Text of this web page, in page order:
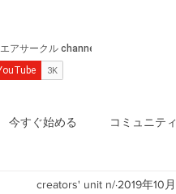
今すぐ始める コミュニティ
creators' unit n/ 2019年10